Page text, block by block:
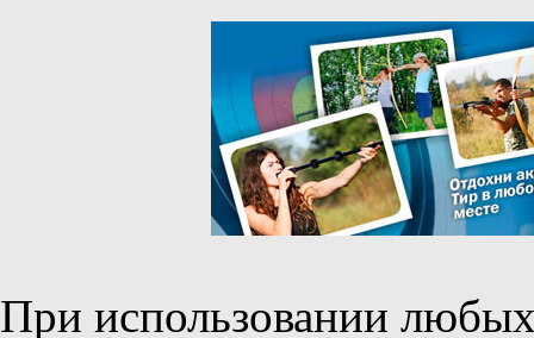
При использовании любых